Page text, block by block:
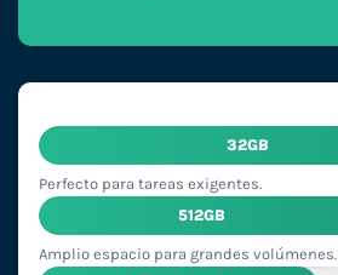
32GB
Perfecto para tareas exigentes.
512GB
Amplio espacio para grandes volúmenes.